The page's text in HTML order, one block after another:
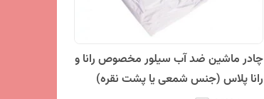
چادر ماشین ضد آب سیلور مخصوص رانا و
رانا پلاس (جنس شمعی یا پشت نقره)